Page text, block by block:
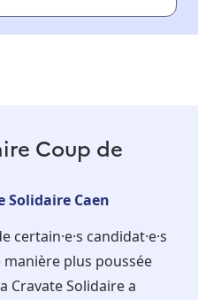
Coup de
Solidaire Caen
candidat·e·s
manière plus poussée
Cravate Solidaire a